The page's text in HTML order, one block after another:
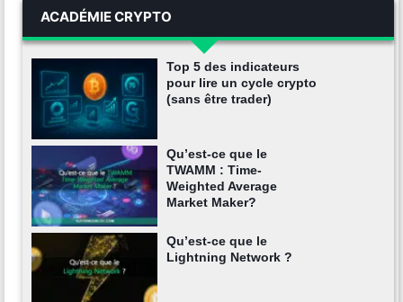
ACADÉMIE CRYPTO
Top 5 des indicateurs
pour lire un cycle crypto
(sans être trader)
Qu’est-ce que le
TWAMM : Time-
Weighted Average
Market Maker?
Qu’est-ce que le
Lightning Network ?